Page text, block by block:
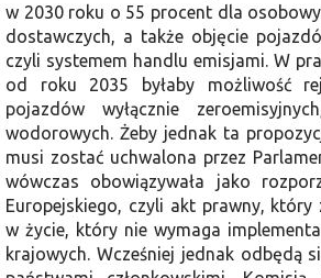
w 2030 roku o 55 procent dla
dostawczych, a także objęcie
czyli systemem handlu emisjami. W
od roku 2035 byłaby możliwość
pojazdów wyłącznie
wodorowych. Żeby jednak ta
musi zostać uchwalona przez
wówczas obowiązywała jako
Europejskiego, czyli akt prawny,
w życie, który nie wymaga
krajowych. Wcześniej jednak odbędą